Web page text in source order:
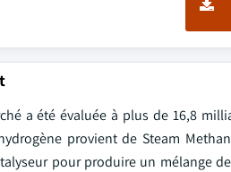
a été évaluée à plus de 16,8
provient de Steam
pour produire un mélange